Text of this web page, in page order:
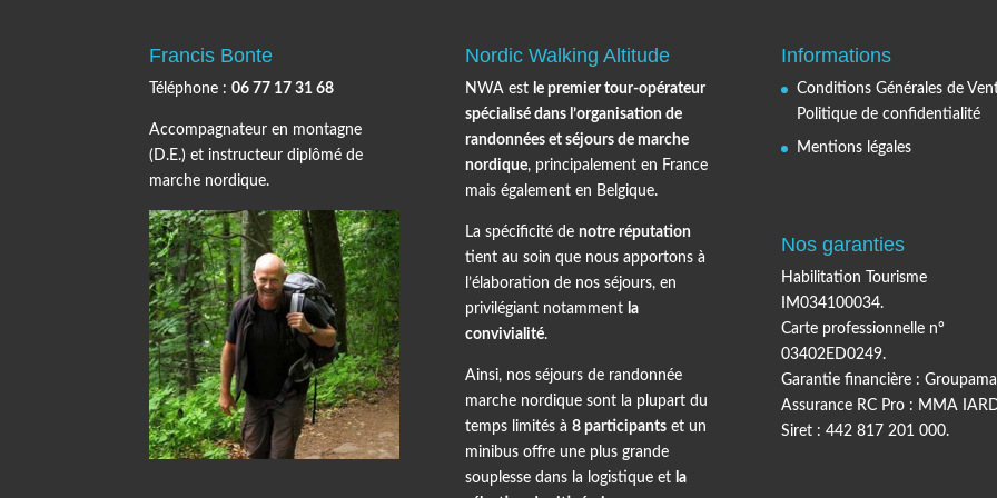
Francis Bonte
Téléphone :06 77 17 31 68
Accompagnateur en montagne
(D.E.) et instructeur diplômé de
marche nordique.
Nordic Walking Altitude
NWA est le premier tour-opérateur
spécialisé dans l’organisation de
randonnées et séjours de marche
nordique, principalement en France
mais également en Belgique.
La spécificité de notre réputation
tient au soin que nous apportons à
l’élaboration de nos séjours, en
privilégiant notamment la
convivialité.
Ainsi, nos séjours de randonnée
marche nordique sont la plupart du
temps limités à 8 participantset un
minibus offre une plus grande
souplesse dans la logistique et la
Informations
Conditions Générales de
Politique de confidentialité
Mentions légales
Nos garanties
Habilitation Tourisme
IM034100034.
Carte professionnelle n°
03402ED0249.
Garantie financière :
Assurance RC Pro : MMA
Siret : 442 817 201 000.